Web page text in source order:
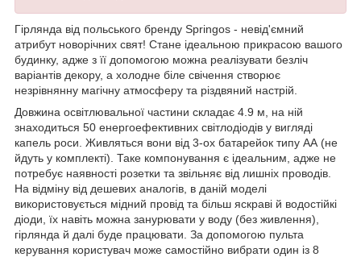
Гірлянда від польського бренду Springos - невід'ємний
атрибут новорічних свят! Стане ідеальною прикрасою вашого
будинку, адже з її допомогою можна реалізувати безліч
варіантів декору, а холодне біле свічення створює
незрівнянну магічну атмосферу та різдвяний настрій.
Довжина освітлювальної частини складає 4.9 м , на ній
знаходиться 50 енергоефективних світлодіодів у вигляді
капель роси. Живляться вони від 3-ох батарейок типу АА (не
йдуть у комплекті). Таке компонування є ідеальним, адже не
потребує наявності розетки та звільняє від лишніх проводів.
На відміну від дешевих аналогів, в даній моделі
використовується мідний провід та більш яскраві й водостійкі
діоди, їх навіть можна занурювати у воду (без живлення),
гірлянда й далі буде працювати. За допомогою пульта
керування користувач може самостійно вибрати один із 8